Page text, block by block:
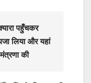
पहुँचकर
लिया और यहां
की